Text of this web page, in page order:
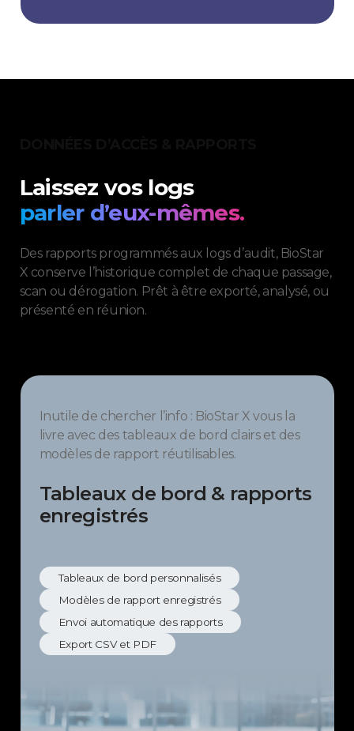
Laissez vos logs
parler d’eux-mêmes.
Des rapports programmés aux logs d’audit, BioStar
X conserve l’historique complet de chaque passage,
scan ou dérogation. Prêt à être exporté, analysé, ou
présenté en réunion.
Inutile de chercher l’info : BioStar X vous la
livre avec des tableaux de bord clairs et des
modèles de rapport réutilisables.
Tableaux de bord & rapports
enregistrés
Tableaux de bord personnalisés
Modèles de rapport enregistrés
Envoi automatique des rapports
Export CSV et PDF